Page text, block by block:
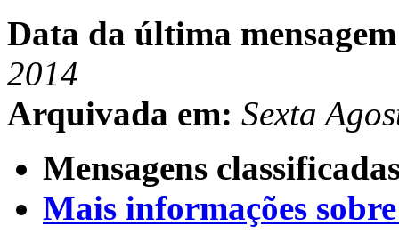
Data da última
2014
Arquivada em: Sexta
Mensagens
Mais informações